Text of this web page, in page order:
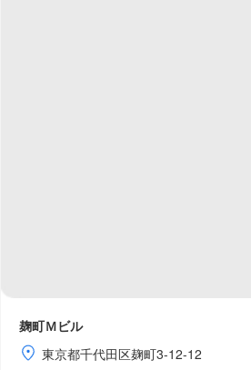
麹町Ｍビル
東京都千代田区麹町3-12-12